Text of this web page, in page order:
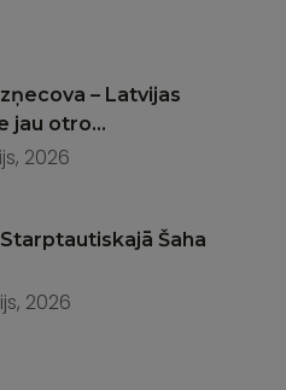
– Latvijas
jau otro...
2026
Šaha
2026